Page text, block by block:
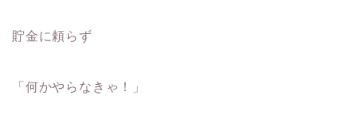
貯金に頼らず
「何かやらなきゃ！」